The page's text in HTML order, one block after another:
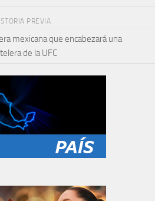
PREVIA
mexicana que encabezará una
de la UFC